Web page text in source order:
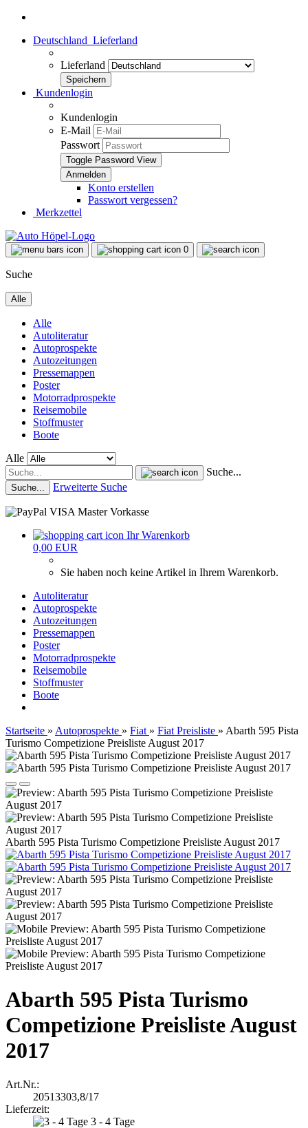
Deutschland Lieferland
Lieferland
Kundenlogin
Kundenlogin
E-Mail
Passwort
Toggle Password View
Konto erstellen
Passwort vergessen?
Merkzettel
0
Suche
Alle
Alle
Autoliteratur
Autoprospekte
Autozeitungen
Pressemappen
Poster
Motorradprospekte
Reisemobile
Stoffmuster
Boote
Alle
Suche...
Suche... Erweiterte Suche
Ihr Warenkorb
0,00 EUR
Sie haben noch keine Artikel in Ihrem Warenkorb.
Autoliteratur
Autoprospekte
Autozeitungen
Pressemappen
Poster
Motorradprospekte
Reisemobile
Stoffmuster
Boote
Startseite » Autoprospekte » Fiat » Fiat Preisliste » Abarth 595 Pista
Turismo Competizione Preisliste August 2017
Abarth 595 Pista Turismo Competizione Preisliste August 2017
Abarth 595 Pista Turismo
Competizione Preisliste August
2017
Art.Nr.:
20513303,8/17
Lieferzeit:
3 - 4 Tage